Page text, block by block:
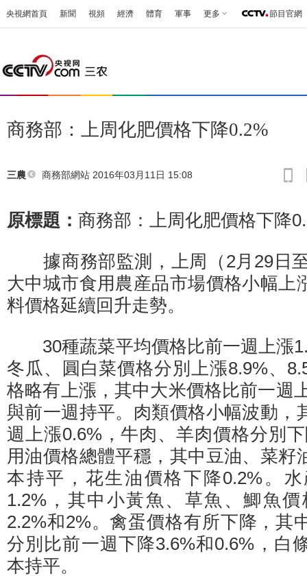
央視網首頁 新聞 視頻 經濟 體育 軍事 更多 節目官網
商務部：上周化肥價格下降0.2%
三農 商務部網站 2016年03月11日 15:08
原標題： 商務部：上周化肥價格下降
據商務部監測，上周（2月29日
大中城市食用農産品市場價格小幅上
料價格延續回升走勢。
30種蔬菜平均價格比前一週上漲
冬瓜、圓白菜價格分別上漲8.9%、
格略有上漲，其中大米價格比前一週
與前一週持平。肉類價格小幅波動，
週上漲0.6%，牛肉、羊肉價格分別
用油價格總體平穩，其中豆油、菜籽
本持平，花生油價格下降0.2%。
1.2%，其中小黃魚、草魚、鯽魚
2.2%和2%。禽蛋價格有所下降，其
分別比前一週下降3.6%和0.6%，白
本持平。